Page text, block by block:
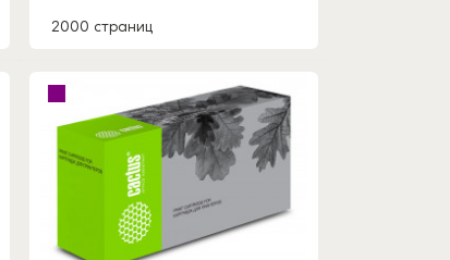
2000 страниц